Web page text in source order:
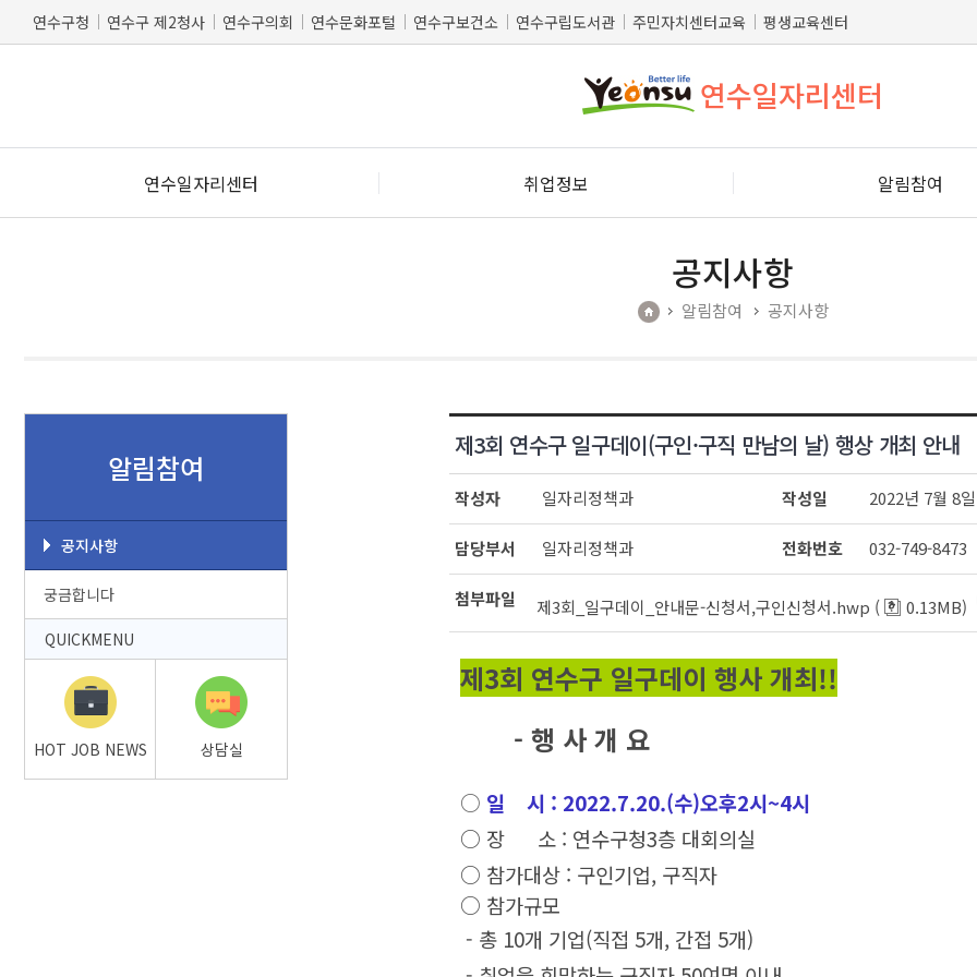
연수구청 연수구 제2청사 연수구의회 연수문화포털 연수구보건소 연수구립도서관 주민자치센터교육 평생교육센터
연수일자리센터
연수일자리센터 취업정보 알림참여
공지사항
알림참여 공지사항
알림참여
공지사항
궁금합니다
QUICKMENU
HOT JOB NEWS 상담실
제3회 연수구 일구데이(구인·구직 만남의 날) 행상 개최 안내
작성자 일자리정책과 작성일 2022년 7월 8일
담당부서 일자리정책과 전화번호 032-749-8473
첨부파일 제3회_일구데이_안내문-신청서,구인신청서.hwp ( 0.13MB)
제3회 연수구 일구데이 행사 개최!!
- 행 사 개 요
○ 일 시 : 2022.7.20.(수)오후2시~4시
○ 장 소 : 연수구청3층 대회의실
○ 참가대상 : 구인기업, 구직자
○ 참가규모
- 총 10개 기업(직접 5개, 간접 5개)